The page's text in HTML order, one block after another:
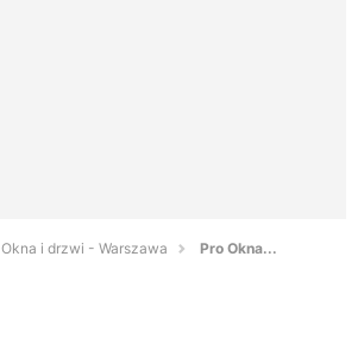
Okna i drzwi - Warszawa Pro Okna...